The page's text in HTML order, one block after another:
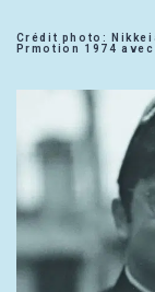
Crédit photo:
Prmotion 1974